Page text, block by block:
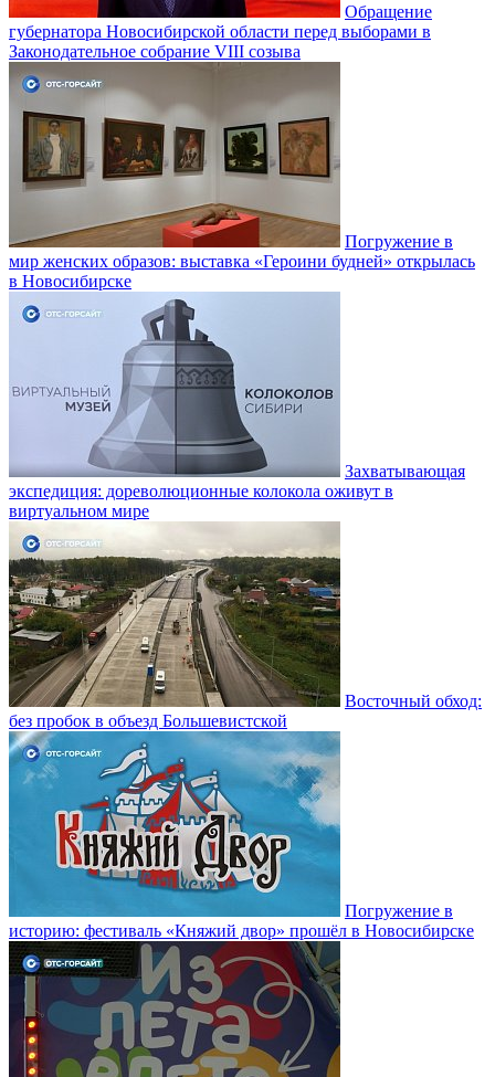
Обращение
губернатора Новосибирской области перед выборами в
Законодательное собрание VIII созыва
Погружение в
мир женских образов: выставка «Героини будней» открылась
в Новосибирске
Захватывающая
экспедиция: дореволюционные колокола оживут в
виртуальном мире
Восточный обход:
без пробок в объезд Большевистской
Погружение в
историю: фестиваль «Княжий двор» прошёл в Новосибирске